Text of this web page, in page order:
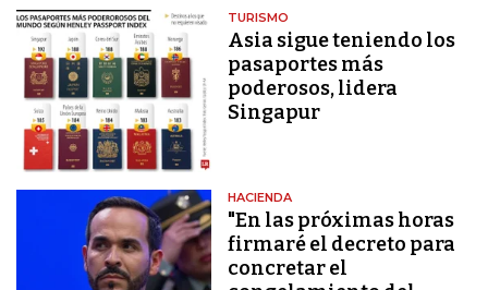
TURISMO
Asia sigue teniendo los
pasaportes más
poderosos, lidera
Singapur
HACIENDA
"En las próximas horas
firmaré el decreto para
concretar el